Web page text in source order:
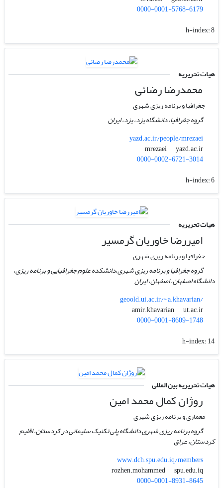
0000-0001-5768-6179
h-index:8
هیات تحریریه
محمد‌رضا رضائی
جغرافیا و برنامه ریزی شهری
گروه جغرافیا، دانشگاه یزد، یزد، ایران
yazd.ac.ir/people/mrezaei
mrezaei
yazd.ac.ir
0000-0002-6721-3014
h-index:6
هیات تحریریه
امیررضا خاوریان گرمسیر
جغرافیا و برنامه ریزی شهری
گروه جغرافیا و برنامه ریزی شهری،دانشکده علوم جغرافیایی و برنامه ریزی،
دانشگاه اصفهان، اصفهان، ایران
geoold.ui.ac.ir/~a.khavarian/
amir.khavarian
ut.ac.ir
0000-0001-8609-1748
h-index:14
هیات تحریریه بین المللی
روژان کمال محمد امین
معماری و برنامه ریزی شهری
گروه برنامه ریزی شهری دانشگاه پلی تکنیک سلیمانی در کردستان، اقلیم
کردستان، عراق
www.dch.spu.edu.iq/members
rozhen.mohammed
spu.edu.iq
0000-0001-8931-8645